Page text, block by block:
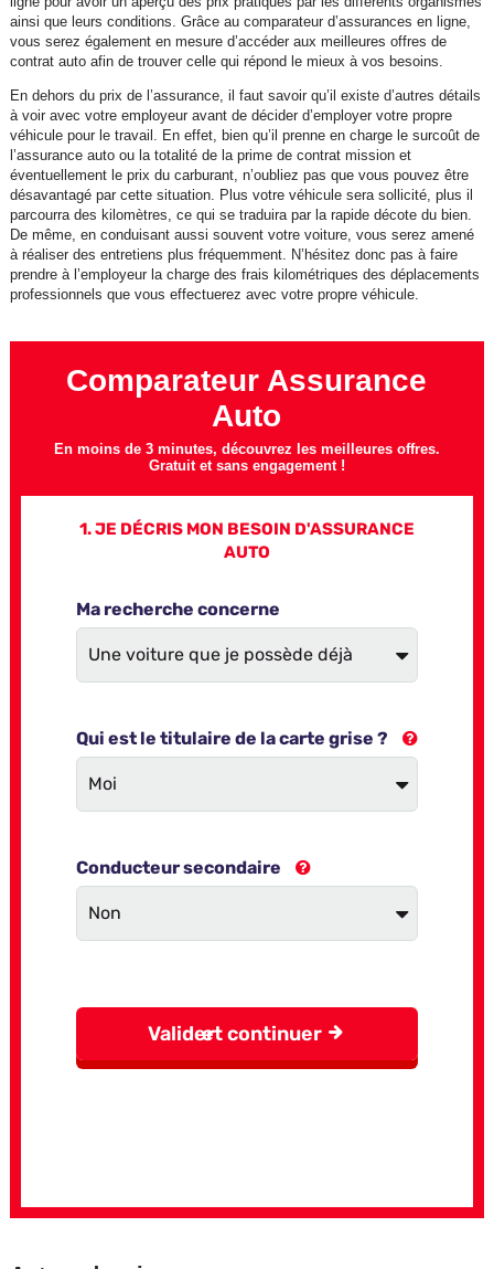
ainsi que leurs conditions. Grâce au comparateur d’assurances en ligne,
vous serez également en mesure d’accéder aux meilleures offres de
contrat auto afin de trouver celle qui répond le mieux à vos besoins.
En dehors du prix de l’assurance, il faut savoir qu’il existe d’autres détails
à voir avec votre employeur avant de décider d’employer votre propre
véhicule pour le travail. En effet, bien qu’il prenne en charge le surcoût de
l’assurance auto ou la totalité de la prime de contrat mission et
éventuellement le prix du carburant, n’oubliez pas que vous pouvez être
désavantagé par cette situation. Plus votre véhicule sera sollicité, plus il
parcourra des kilomètres, ce qui se traduira par la rapide décote du bien.
De même, en conduisant aussi souvent votre voiture, vous serez amené
à réaliser des entretiens plus fréquemment. N’hésitez donc pas à faire
prendre à l’employeur la charge des frais kilométriques des déplacements
professionnels que vous effectuerez avec votre propre véhicule.
Comparateur Assurance
Auto
En moins de 3 minutes, découvrez les meilleures offres.
Gratuit et sans engagement !